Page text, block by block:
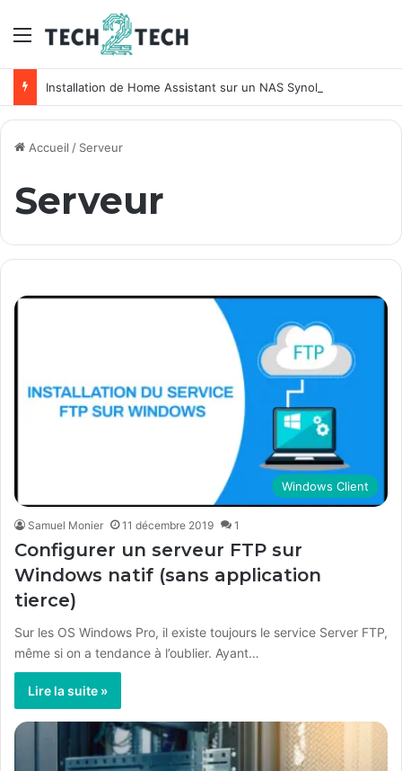
Menu
Installation de Home Assistant sur un NAS Synology
Accueil / Serveur
Serveur
Windows Client
Samuel Monier 11 décembre 2019 1
Configurer un serveur FTP sur
Windows natif (sans application
tierce)
Sur les OS Windows Pro, il existe toujours le service Server FTP,
même si on a tendance à l’oublier. Ayant…
Lire la suite »